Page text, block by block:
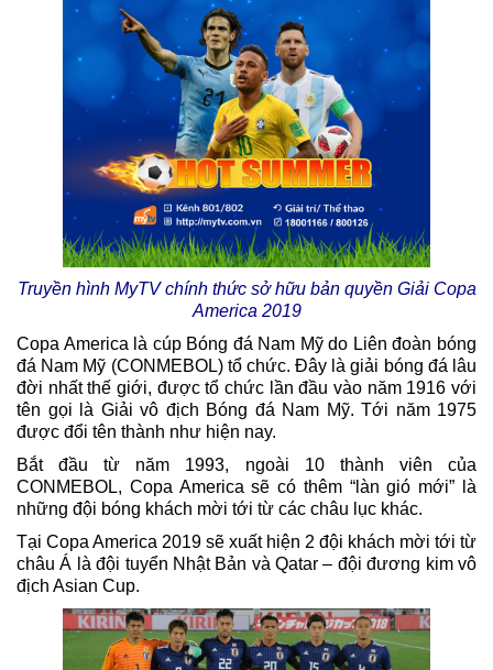
Truyền hình MyTV chính thức sở hữu bản quyền Giải Copa
America 2019
Copa America là cúp Bóng đá Nam Mỹ do Liên đoàn bóng
đá Nam Mỹ (CONMEBOL) tổ chức. Đây là giải bóng đá lâu
đời nhất thế giới, được tổ chức lần đầu vào năm 1916 với
tên gọi là Giải vô địch Bóng đá Nam Mỹ. Tới năm 1975
được đổi tên thành như hiện nay.
Bắt đầu từ năm 1993, ngoài 10 thành viên của
CONMEBOL, Copa America sẽ có thêm “làn gió mới” là
những đội bóng khách mời tới từ các châu lục khác.
Tại Copa America 2019 sẽ xuất hiện 2 đội khách mời tới từ
châu Á là đội tuyển Nhật Bản và Qatar – đội đương kim vô
địch Asian Cup.